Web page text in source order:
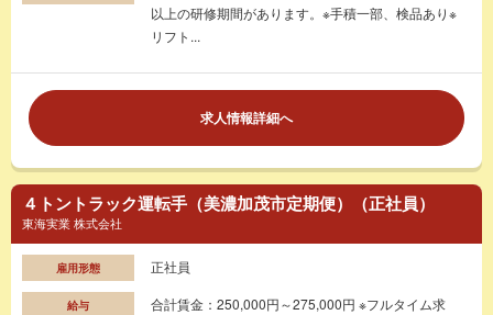
以上の研修期間があります。※手積一部、検品あり※
リフト...
求人情報詳細へ
４トントラック運転手（美濃加茂市定期便）（正社員）
東海実業 株式会社
雇用形態 正社員
給与
合計賃金：250,000円～275,000円 ※フルタイム求